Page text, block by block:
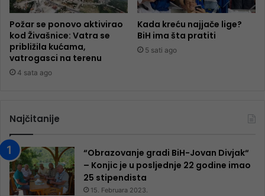
Požar se ponovo aktivirao
kod Živašnice: Vatra se
približila kućama,
vatrogasci na terenu
4 sata ago
Kada kreću najjače lige?
BiH ima šta pratiti
5 sati ago
Najčitanije
“Obrazovanje gradi BiH-Jovan Divjak“
– Konjic je u posljednje 22 godine imao
25 ​​stipendista
15. Februara 2023.